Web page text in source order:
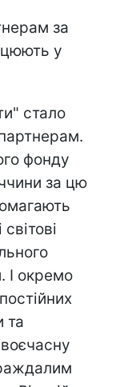
за
у
стало
фонду
за цю
І окремо
та